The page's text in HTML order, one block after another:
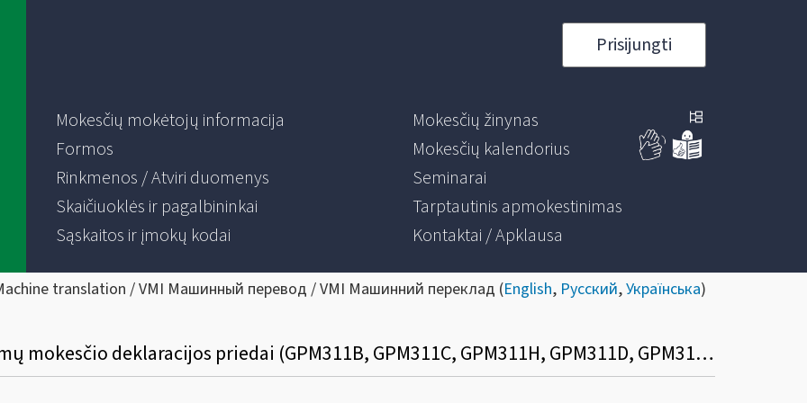
Prisijungti
Mokesčių mokėtojų informacija
Formos
Rinkmenos / Atviri duomenys
Skaičiuoklės ir pagalbininkai
Sąskaitos ir įmokų kodai
Mokesčių žinynas
Mokesčių kalendorius
Seminarai
Tarptautinis apmokestinimas
Kontaktai / Apklausa
translation / VMI Машинный перевод / VMI Машинний переклад (English, Русский,Українська)
Kuriais atvejais pildomi metinės pajamų mokesčio deklaracijos priedai (GPM311B, GPM311C, GPM311H, GPM311D, GPM311E, GPM311F, GPM311G)?